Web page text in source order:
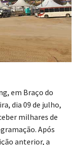
em Braço do
dia 09 de julho,
milhares de
Após
anterior, a